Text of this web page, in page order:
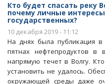
Кто будет спасать реку
почему личные
государственных?
10 декабря 2019 - 11:12
На днях была публикация в
пятнах нефтепродуктов в
напрямую течет в Волгу.
установить не удалось.
окружающей среды даже